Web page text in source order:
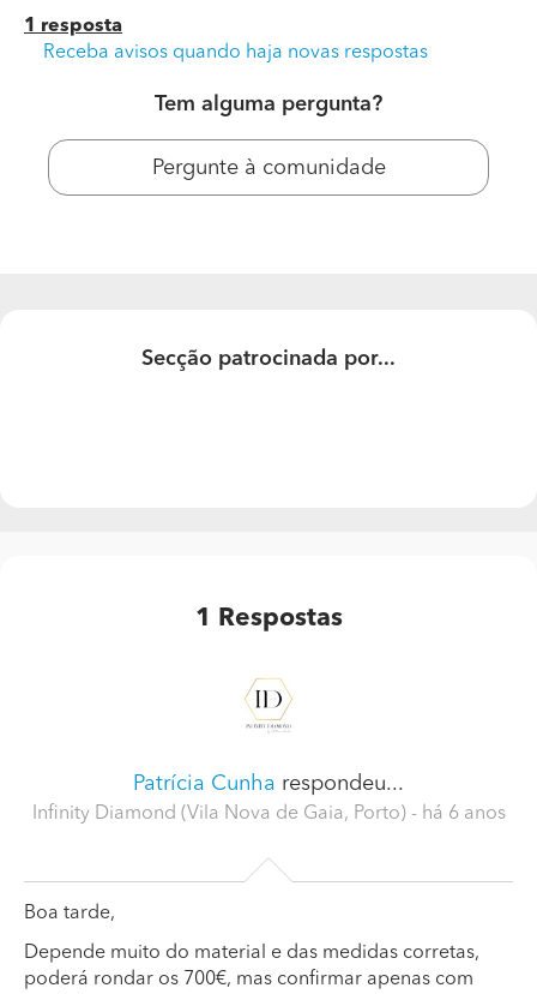
1 resposta
Receba avisos quando haja novas respostas
Tem alguma pergunta?
Pergunte à comunidade
Secção patrocinada por...
1 Respostas
Patrícia Cunha respondeu...
Infinity Diamond (Vila Nova de Gaia, Porto) - há 6 anos
Boa tarde,
Depende muito do material e das medidas corretas,
poderá rondar os 700€, mas confirmar apenas com